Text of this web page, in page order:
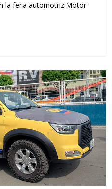
la feria automotriz Motor